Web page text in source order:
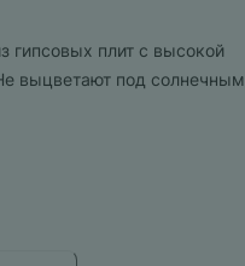
гипсовых плит с высокой
выцветают под солнечным